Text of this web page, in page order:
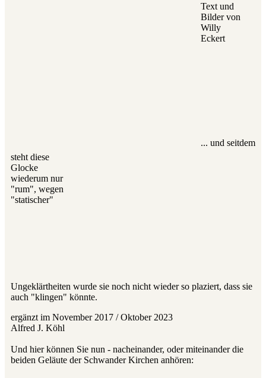
Text und
Bilder von
Willy
Eckert
... und seitdem
steht diese
Glocke
wiederum nur
"rum", wegen
"statischer"
Ungeklärtheiten wurde sie noch nicht wieder so plaziert, dass sie
auch "klingen" könnte.
ergänzt im November 2017 / Oktober 2023
Alfred J. Köhl
Und hier können Sie nun - nacheinander, oder miteinander die
beiden Geläute der Schwander Kirchen anhören: